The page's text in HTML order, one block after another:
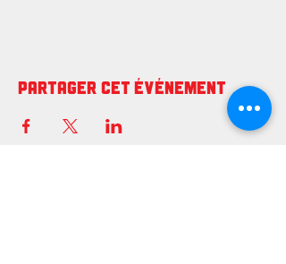
Partager cet événement